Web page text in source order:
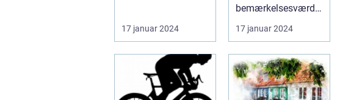
17 januar 2024
bemærkelsesværdig
e cykelløb. Det er et
prestigefyldt ...
17 januar 2024